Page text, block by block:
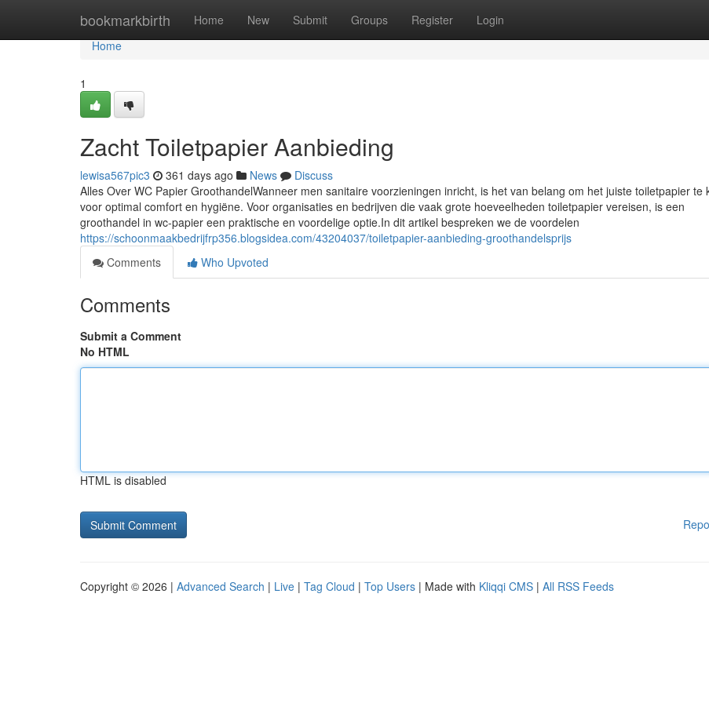
bookmarkbirth Home New Submit Groups Register Login
Home
Home
1
Zacht Toiletpapier Aanbieding
lewisa567pic3 361 days ago News
Discuss
Alles Over WC Papier GroothandelWanneer men sanitaire voorzieningen inricht, is het van belang om het juiste toiletpapier te
voor optimal comfort en hygiëne. Voor organisaties en bedrijven die vaak grote hoeveelheden toiletpapier vereisen, is een
groothandel in wc-papier een praktische en voordelige optie.In dit artikel bespreken we de voordelen
https://schoonmaakbedrijfrp356.blogsidea.com/43204037/toiletpapier-aanbieding-groothandelsprijs
Comments
Who Upvoted
Comments
Submit a Comment
No HTML
HTML is disabled
Copyright © 2026 | Advanced Search | Live | Tag Cloud | Top Users | Made with Kliqqi CMS | All RSS Feeds